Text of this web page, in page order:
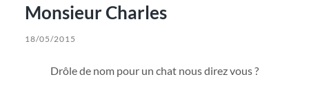
Monsieur Charles
18/05/2015
Drôle de nom pour un chat nous direz vous ?